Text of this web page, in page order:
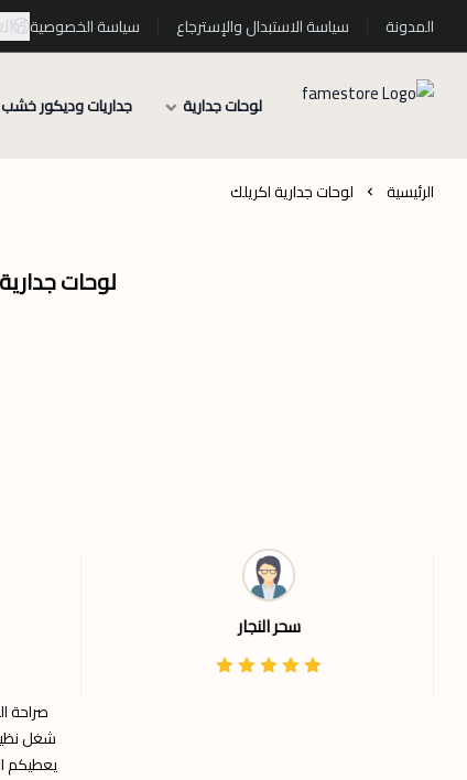
المدونة سياسة الاستبدال والإسترجاع سياسة الخصوصية
لوحات جدارية جداريات وديكور خشب
الرئيسية لوحات جدارية اكريلك
لوحات
سحر النجار
صراحة
شغل
يعطيكم